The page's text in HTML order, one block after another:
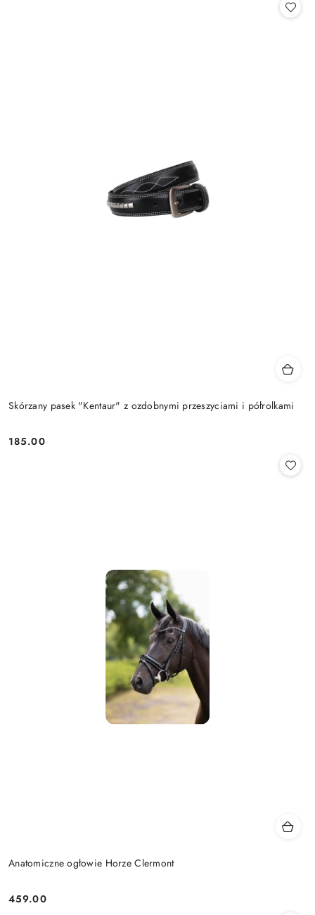
Skórzany pasek "Kentaur" z ozdobnymi przeszyciami i półrolkami
Cena:
185.00
Anatomiczne ogłowie Horze Clermont
Cena:
459.00